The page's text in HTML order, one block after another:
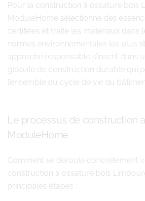
Pour la construction à ossature bois
ModuleHome sélectionne des
certifiées et traite les matériaux dans
normes environnementales les plus
approche responsable s’inscrit dans
globale de construction durable qui
l’ensemble du cycle de vie du
Le processus de construction
ModuleHome
Comment se déroule concrètement
construction à ossature bois
principales étapes :